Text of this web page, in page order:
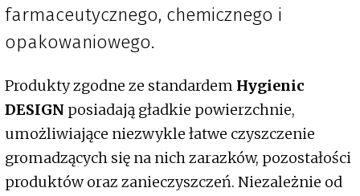
farmaceutycznego, chemicznego i
opakowaniowego.
Produkty zgodne ze standardem Hygienic
DESIGN posiadają gładkie powierzchnie,
umożliwiające niezwykle łatwe czyszczenie
gromadzących się na nich zarazków, pozostałości
produktów oraz zanieczyszczeń. Niezależnie od